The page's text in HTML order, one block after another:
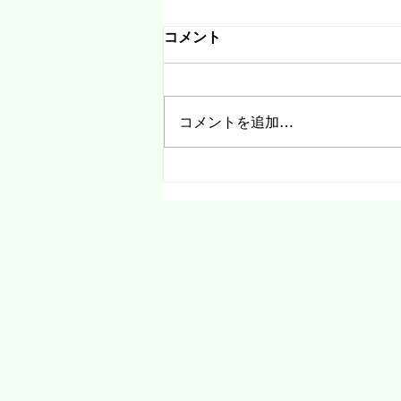
お仕事代行承ります！
コメント
コメントを追加…